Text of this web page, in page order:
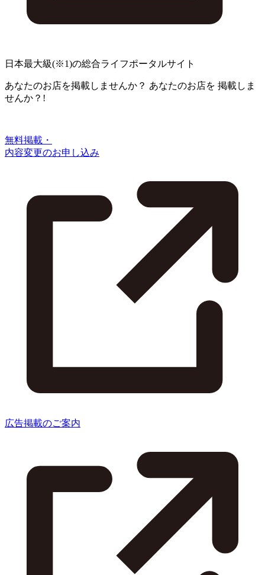
日本最大級(※1)の総合ライフポータルサイト
あなたのお店を掲載しませんか？ あなたのお店を 掲載しま
せんか？!
無料掲載・
内容変更のお申し込み
広告掲載のご案内